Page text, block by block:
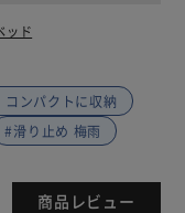
ッド
ンパクトに収納
#滑り止め 梅雨
商品レビュー